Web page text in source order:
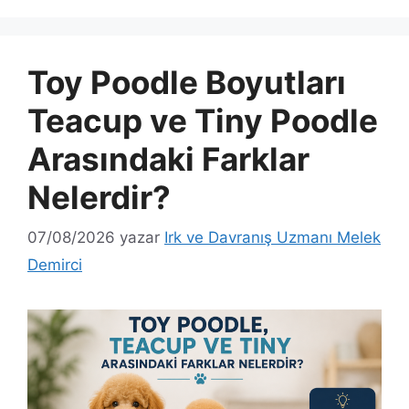
Toy Poodle Boyutları
Teacup ve Tiny Poodle
Arasındaki Farklar
Nelerdir?
07/08/2026 yazar Irk ve Davranış Uzmanı Melek
Demirci